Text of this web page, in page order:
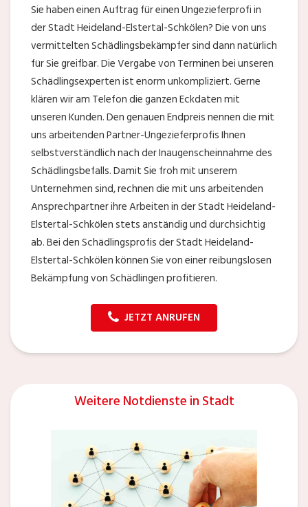
Sie haben einen Auftrag für einen Ungezieferprofi in
der Stadt Heideland-Elstertal-Schkölen? Die von uns
vermittelten Schädlingsbekämpfer sind dann natürlich
für Sie greifbar. Die Vergabe von Terminen bei unseren
Schädlingsexperten ist enorm unkompliziert. Gerne
klären wir am Telefon die ganzen Eckdaten mit
unseren Kunden. Den genauen Endpreis nennen die mit
uns arbeitenden Partner-Ungezieferprofis Ihnen
selbstverständlich nach der Inaugenscheinnahme des
Schädlingsbefalls. Damit Sie froh mit unserem
Unternehmen sind, rechnen die mit uns arbeitenden
Ansprechpartner ihre Arbeiten in der Stadt Heideland-
Elstertal-Schkölen stets anständig und durchsichtig
ab. Bei den Schädlingsprofis der Stadt Heideland-
Elstertal-Schkölen können Sie von einer reibungslosen
Bekämpfung von Schädlingen profitieren.
JETZT ANRUFEN
Weitere Notdienste in Stadt